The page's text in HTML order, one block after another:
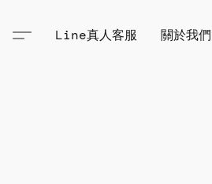
Line真人客服 關於我們